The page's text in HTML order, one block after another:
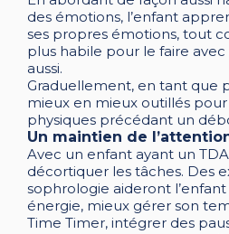
des émotions, l’enfant
ses propres émotions, tout
plus habile pour le faire
aussi.
Graduellement, en tant que
mieux en mieux outillés
physiques précédant un
Un maintien de
Avec un enfant ayant un
décortiquer les tâches. Des
sophrologie aideront
énergie, mieux gérer son
Time Timer, intégrer des